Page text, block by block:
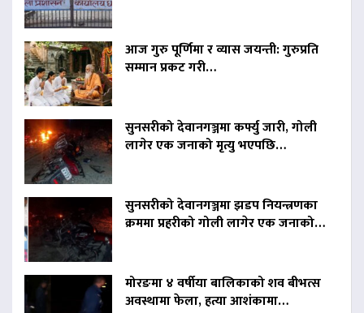
आज गुरु पूर्णिमा र व्यास जयन्ती: गुरुप्रति
सम्मान प्रकट गरी…
सुनसरीको देवानगञ्जमा कर्फ्यु जारी, गोली
लागेर एक जनाको मृत्यु भएपछि…
सुनसरीको देवानगञ्जमा झडप नियन्त्रणका
क्रममा प्रहरीको गोली लागेर एक जनाको…
मोरङमा ४ वर्षीया बालिकाको शव बीभत्स
अवस्थामा फेला, हत्या आशंकामा…